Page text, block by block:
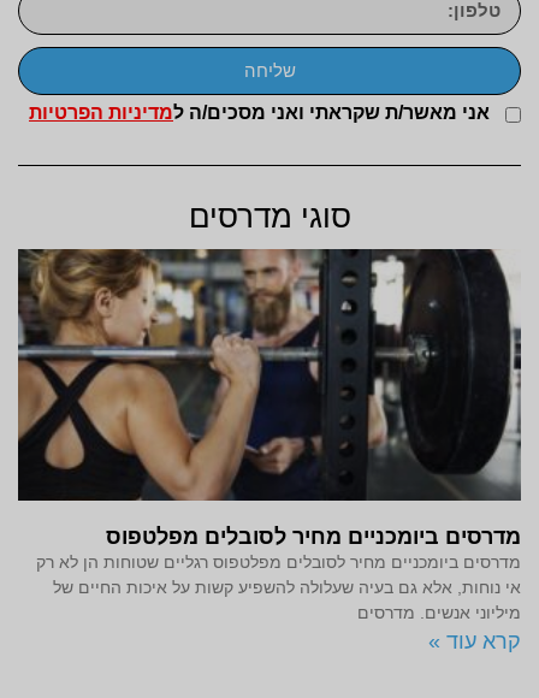
אני מאשר/ת שקראתי ואני מסכים/ה למדיניות הפרטיות
שליחה
סוגי מדרסים
מדרסים ביומכניים מחיר לסובלים מפלטפוס
מדרסים ביומכניים מחיר לסובלים מפלטפוס רגליים שטוחות הן לא רק
אי נוחות, אלא גם בעיה שעלולה להשפיע קשות על איכות החיים של
מיליוני אנשים. מדרסים
קרא עוד »